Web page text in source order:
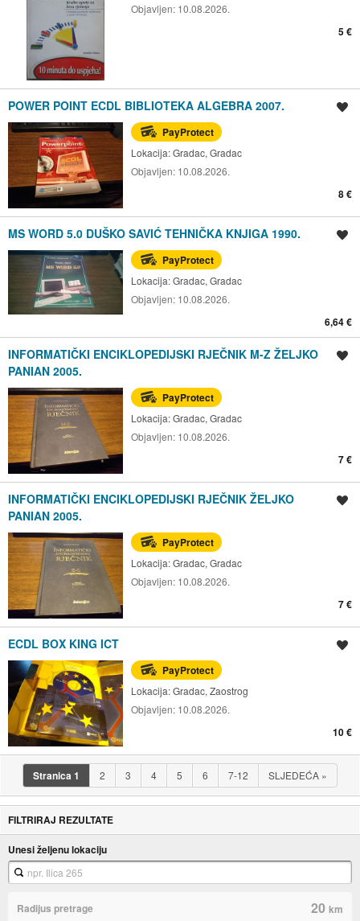
Objavljen: 10.08.2026.
5 €
POWER POINT ECDL BIBLIOTEKA ALGEBRA 2007.
PayProtect
Lokacija:Gradac, Gradac
Objavljen: 10.08.2026.
8 €
MS WORD 5.0 DUŠKO SAVIĆ TEHNIČKA KNJIGA 1990.
PayProtect
Lokacija:Gradac, Gradac
Objavljen: 10.08.2026.
6,64 €
INFORMATIČKI ENCIKLOPEDIJSKI RJEČNIK M-Z ŽELJKO
PANIAN 2005.
PayProtect
Lokacija:Gradac, Gradac
Objavljen: 10.08.2026.
7 €
INFORMATIČKI ENCIKLOPEDIJSKI RJEČNIK ŽELJKO
PANIAN 2005.
PayProtect
Lokacija:Gradac, Gradac
Objavljen: 10.08.2026.
7 €
ECDL BOX KING ICT
PayProtect
Lokacija:Gradac, Zaostrog
Objavljen: 10.08.2026.
10 €
Stranica 1 2 3 4 5 6 7-12 SLJEDEĆA »
FILTRIRAJ REZULTATE
Unesi željenu lokaciju
Radijus pretrage 20km